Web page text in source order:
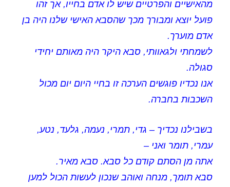
מהאישיים והפרטיים שיש לו אדם בחייו, אך זהו
פועל יוצא ומבורך מכך שהסבא האישי שלנו היה בן
אדם מוערך.
לשמחתי ולגאוותי, סבא היקר היה מאותם יחידי
סגולה.
אנו נכדיו פוגשים הערכה זו בחיי היום יום מכול
השכבות בחברה.
בשבילנו נכדיך – גדי, תמרי, נעמה, גלעד, נטע,
עמרי, תומר ואני –
אתה מן הסתם קודם כל סבא. סבא מאיר.
סבא תומך, מנחה ואוהב שנכון לעשות הכול למען